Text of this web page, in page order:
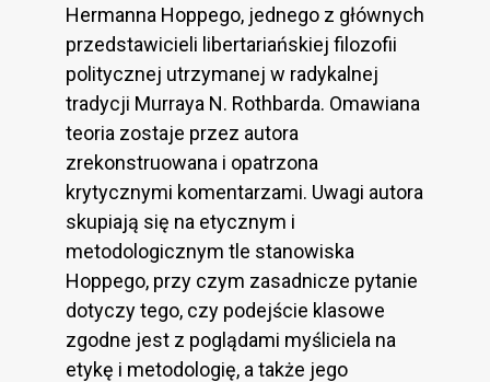
Hermanna Hoppego, jednego z głównych
przedstawicieli libertariańskiej filozofii
politycznej utrzymanej w radykalnej
tradycji Murraya N. Rothbarda. Omawiana
teoria zostaje przez autora
zrekonstruowana i opatrzona
krytycznymi komentarzami. Uwagi autora
skupiają się na etycznym i
metodologicznym tle stanowiska
Hoppego, przy czym zasadnicze pytanie
dotyczy tego, czy podejście klasowe
zgodne jest z poglądami myśliciela na
etykę i metodologię, a także jego